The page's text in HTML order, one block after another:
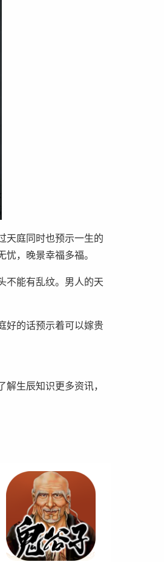
天庭同时也预示一生的
，晚景幸福多福。
不能有乱纹。男人的天
好的话预示着可以嫁贵
生辰知识更多资讯，